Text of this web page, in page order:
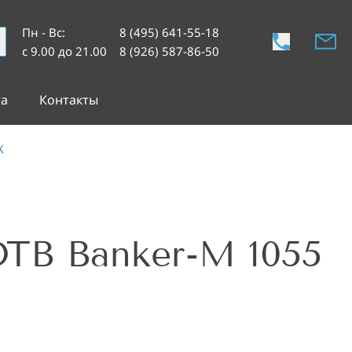
Пн - Вс:
с 9.00 до 21.00
8 (495) 641-55-18
8 (926) 587-86-50
Контакты
Banker-M 1055